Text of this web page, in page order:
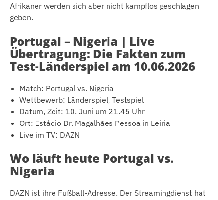
Afrikaner werden sich aber nicht kampflos geschlagen
geben.
Portugal – Nigeria | Live
Übertragung: Die Fakten zum
Test-Länderspiel am 10.06.2026
Match: Portugal vs. Nigeria
Wettbewerb: Länderspiel, Testspiel
Datum, Zeit: 10. Juni um 21.45 Uhr
Ort: Estádio Dr. Magalhães Pessoa in Leiria
Live im TV: DAZN
Wo läuft heute Portugal vs.
Nigeria
DAZN ist ihre Fußball-Adresse. Der Streamingdienst hat